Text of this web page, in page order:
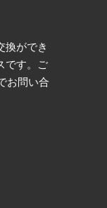
換ができ
です。ご
お問い合